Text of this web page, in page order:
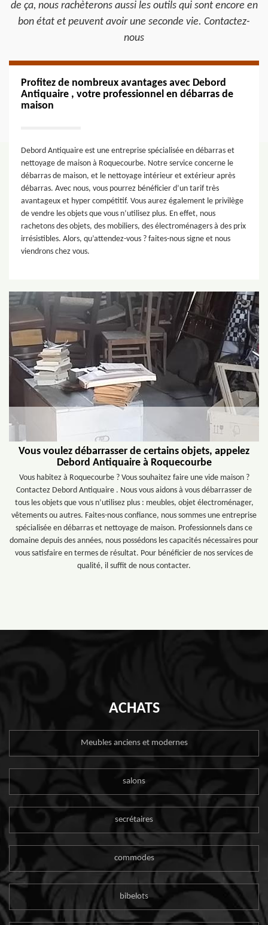
de ça, nous rachèterons aussi les outils qui sont encore en
bon état et peuvent avoir une seconde vie. Contactez-
nous
Profitez de nombreux avantages avec Debord
Antiquaire , votre professionnel en débarras de
maison
Debord Antiquaire est une entreprise spécialisée en débarras et
nettoyage de maison à Roquecourbe. Notre service concerne le
débarras de maison, et le nettoyage intérieur et extérieur après
débarras. Avec nous, vous pourrez bénéficier d’un tarif très
avantageux et hyper compétitif. Vous aurez également le privilège
de vendre les objets que vous n’utilisez plus. En effet, nous
rachetons des objets, des mobiliers, des électroménagers à des prix
irrésistibles. Alors, qu’attendez-vous ? faites-nous signe et nous
viendrons chez vous.
Vous voulez débarrasser de certains objets, appelez
Debord Antiquaire à Roquecourbe
Vous habitez à Roquecourbe ? Vous souhaitez faire une vide maison ?
Contactez Debord Antiquaire . Nous vous aidons à vous débarrasser de
tous les objets que vous n’utilisez plus : meubles, objet électroménager,
vêtements ou autres. Faites-nous confiance, nous sommes une entreprise
spécialisée en débarras et nettoyage de maison. Professionnels dans ce
domaine depuis des années, nous possédons les capacités nécessaires pour
vous satisfaire en termes de résultat. Pour bénéficier de nos services de
qualité, il suffit de nous contacter.
ACHATS
Meubles anciens et modernes
salons
secrétaires
commodes
bibelots